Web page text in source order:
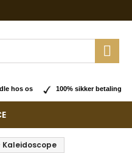

hos os 100% sikker betaling